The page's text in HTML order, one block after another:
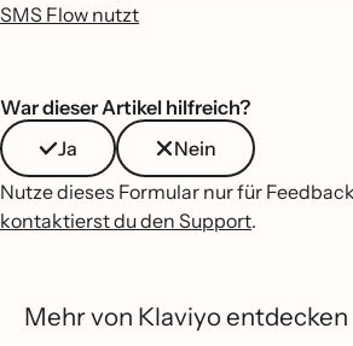
SMS Flow nutzt
War dieser Artikel hilfreich?
Ja
Nein
Nutze dieses Formular nur für
kontaktierst du den Support.
Mehr von Klaviyo entdecken